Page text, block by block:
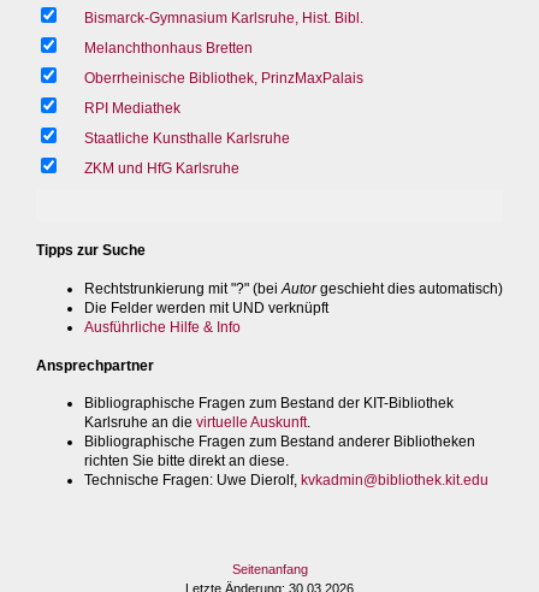
Bismarck-Gymnasium Karlsruhe, Hist. Bibl.
Melanchthonhaus Bretten
Oberrheinische Bibliothek, PrinzMaxPalais
RPI Mediathek
Staatliche Kunsthalle Karlsruhe
ZKM und HfG Karlsruhe
Tipps zur Suche
Rechtstrunkierung mit "?" (bei Autorgeschieht dies automatisch)
Die Felder werden mit UND verknüpft
Ausführliche Hilfe & Info
Ansprechpartner
Bibliographische Fragen zum Bestand der KIT-Bibliothek
Karlsruhe an die virtuelle Auskunft.
Bibliographische Fragen zum Bestand anderer Bibliotheken
richten Sie bitte direkt an diese.
Technische Fragen: Uwe Dierolf, kvkadmin@bibliothek.kit.edu
Seitenanfang
Letzte Änderung: 30.03.2026